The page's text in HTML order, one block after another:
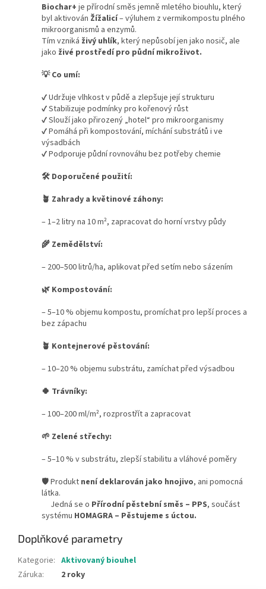
Biochar+ je přírodní směs jemně mletého biouhlu, který
byl aktivován Žížalicí– výluhem z vermikompostu plného
mikroorganismů a enzymů.
Tím vzniká živý uhlík, který nepůsobí jen jako nosič, ale
jako živé prostředí pro půdní mikroživot.
💡Co umí:
✔ Udržuje vlhkost v půdě a zlepšuje její strukturu
✔ Stabilizuje podmínky pro kořenový růst
✔ Slouží jako přirozený „hotel“ pro mikroorganismy
✔ Pomáhá při kompostování, míchání substrátů i ve
výsadbách
✔ Podporuje půdní rovnováhu bez potřeby chemie
🛠 Doporučené použití:
🪴 Zahrady a květinové záhony:
– 1–2 litry na 10 m², zapracovat do horní vrstvy půdy
🌾 Zemědělství:
– 200–500 litrů/ha, aplikovat před setím nebo sázením
🌿 Kompostování:
– 5–10 % objemu kompostu, promíchat pro lepší proces a
bez zápachu
🪴 Kontejnerové pěstování:
– 10–20 % objemu substrátu, zamíchat před výsadbou
🍀 Trávníky:
– 100–200 ml/m², rozprostřít a zapracovat
🌱 Zelené střechy:
– 5–10 % v substrátu, zlepší stabilitu a vláhové poměry
🛡️ Produkt není deklarován jako hnojivo, ani pomocná
látka.
Jedná se o Přírodní pěstební směs – PPS, součást
systému HOMAGRA – Pěstujeme s úctou.
Doplňkové parametry
Kategorie: Aktivovaný biouhel
Záruka: 2 roky